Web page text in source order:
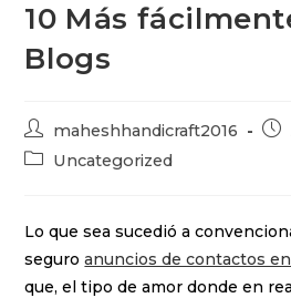
10 Más
Blogs
maheshhandicraft2016
Uncategorized
Lo que sea sucedió a
seguroanuncios de contactos
que, el tipo de amor donde en